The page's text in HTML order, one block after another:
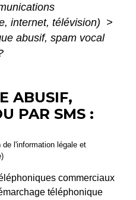
internet, télévision) >
abusif, spam vocal
ABUSIF,
PAR SMS :
l'information légale et
commerciaux
téléphonique